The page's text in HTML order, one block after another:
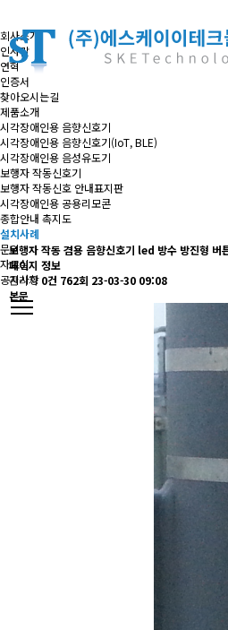
회사소개
인사말
연혁
인증서
찾아오시는길
제품소개
시각장애인용 음향신호기
시각장애인용 음향신호기(IoT, BLE)
시각장애인용 음성유도기
보행자 작동신호기
보행자 작동신호 안내표지판
시각장애인용 공용리모콘
종합안내 촉지도
설치사례
문의
자료실
공지사항
보행자 작동 겸용 음향신호기 led 방수 방진형 버
페이지 정보
관리자 0건 762회 23-03-30 09:08
본문